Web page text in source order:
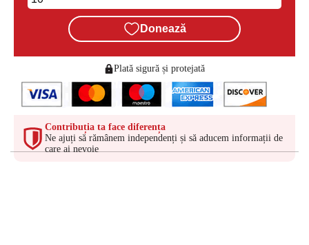
Donează
Plată sigură și protejată
Contribuția ta face diferența
Ne ajuți să rămânem independenți și să aducem informații de
care ai nevoie